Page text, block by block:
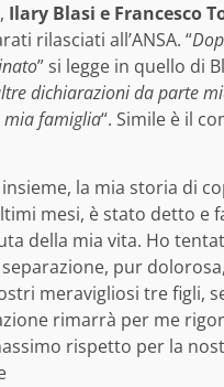
Ilary Blasi e Francesco
rilasciati all’ANSA. “
” si legge in quello di
dichiarazioni da parte
mia famiglia“. Simile è il
la mia storia di
mesi, è stato detto e
della mia vita. Ho
pur
meravigliosi tre figli,
rimarrà per me
rispetto per la